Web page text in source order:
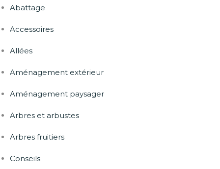
Abattage
Accessoires
Allées
Aménagement extérieur
Aménagement paysager
Arbres et arbustes
Arbres fruitiers
Conseils